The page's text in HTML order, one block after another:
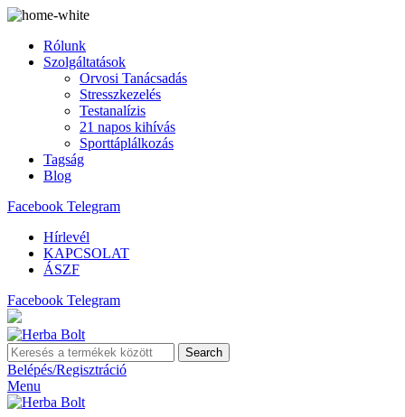
Rólunk
Szolgáltatások
Orvosi Tanácsadás
Stresszkezelés
Testanalízis
21 napos kihívás
Sporttáplálkozás
Tagság
Blog
Facebook Telegram
Hírlevél
KAPCSOLAT
ÁSZF
Facebook Telegram
Search
Belépés/Regisztráció
Menu